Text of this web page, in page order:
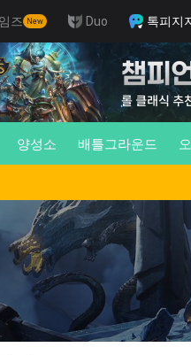
즈 New Duo 톡피지
양성소 배틀그라운드